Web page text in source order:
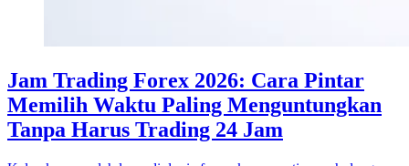
Jam Trading Forex 2026: Cara Pintar
Memilih Waktu Paling Menguntungkan
Tanpa Harus Trading 24 Jam